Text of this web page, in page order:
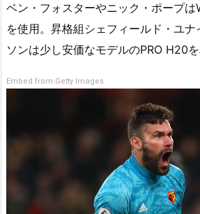
ベン・フォスターやニック・ポープは
を使用。昇格組シェフィールド・ユ
ソンは少し安価なモデルのPRO H20を
Embed from Getty Images